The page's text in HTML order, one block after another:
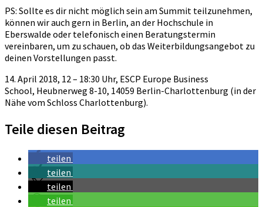
PS: Sollte es dir nicht möglich sein am Summit teilzunehmen,
können wir auch gern in Berlin, an der Hochschule in
Eberswalde oder telefonisch einen Beratungstermin
vereinbaren, um zu schauen, ob das Weiterbildungsangebot zu
deinen Vorstellungen passt.
14. April 2018, 12 – 18:30 Uhr, ESCP Europe Business
School, Heubnerweg 8-10, 14059 Berlin-Charlottenburg (in der
Nähe vom Schloss Charlottenburg).
Teile diesen Beitrag
teilen
teilen
teilen
teilen